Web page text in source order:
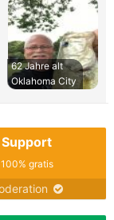
62 Jahre alt
Oklahoma City
Support
100% gratis